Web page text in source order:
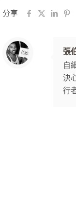
分享
張
自
決
行